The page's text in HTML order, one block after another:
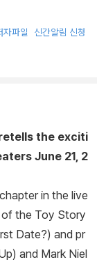
자파일 신간알림 신청
the exciti
June 21, 2
in the live
the Toy Story
Date?) and pr
) and Mark Niel